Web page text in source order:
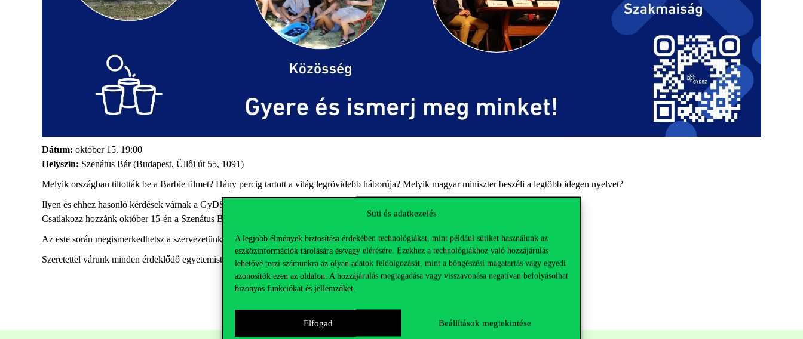
Süti és adatkezelés
A legjobb élmények biztosítása érdekében technológiákat, mint például sütiket használunk az
eszközinformációk tárolására és/vagy elérésére. Ezekhez a technológiákhoz való hozzájárulás
lehetővé teszi számunkra az olyan adatok feldolgozását, mint a böngészési magatartás vagy egyedi
azonosítók ezen az oldalon. A hozzájárulás megtagadása vagy visszavonása negatívan befolyásolhat
bizonyos funkciókat és jellemzőket.
Elfogad Beállítások megtekintése
Dátum: október 15. 19:00
Helyszín: Szenátus Bár (Budapest, Üllői út 55, 1091)
Melyik országban tiltották be a Barbie filmet? Hány percig tartott a világ legrövidebb háborúja? Melyik magyar miniszter beszéli a legtöbb idegen nyelvet?
Ilyen és ehhez hasonló kérdések várnak a GyDSz kvízestjén!
Csatlakozz hozzánk október 15-én a Szenátus Bárban, és tedd próbára, hogy mennyire vagy jártas a külpolitika (és a sörpong) terén!
Az este során megismerkedhetsz a szervezetünkkel és betekintést nyerhetsz a szakkolis élet rejtelmeibe.
Szeretettel várunk minden érdeklődő egyetemistát azeseményünkre